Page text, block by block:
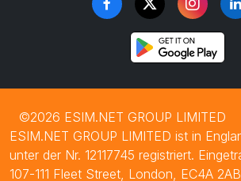
©2026 ESIM.NET GROUP LIMITED
ESIM.NET GROUP LIMITED ist in
unter der Nr. 12117745 registriert.
107-111 Fleet Street, London, EC4A